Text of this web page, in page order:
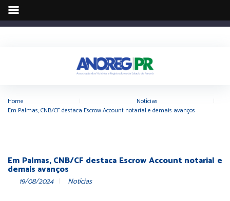
Home Notícias
Em Palmas, CNB/CF destaca Escrow Account notarial e demais avanços
Em Palmas, CNB/CF destaca Escrow Account notarial e
demais avanços
19/08/2024 Notícias